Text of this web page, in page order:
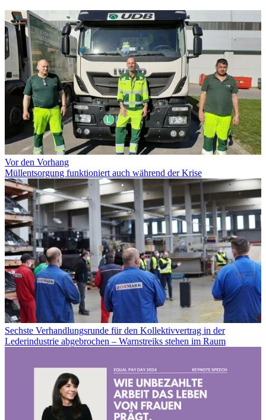
Vor den Vorhang
Müllentsorgung funktioniert auch während der Krise
Sechste Verhandlungsrunde für den Kollektivvertrag in der
Lederindustrie abgebrochen – Warnstreiks stehen im Raum